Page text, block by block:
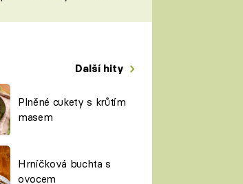
Další hity
Plněné cukety s krůtím
masem
Hrníčková buchta s
ovocem